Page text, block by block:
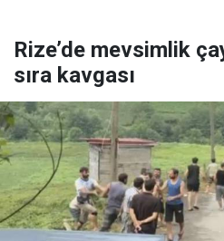
Rize’de mevsimlik
sıra kavgası